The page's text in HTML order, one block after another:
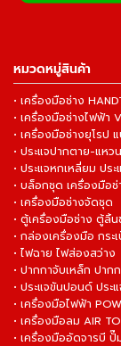
หมวดหมู่สินค้า
• เครื่องมือช่าง
• เครื่องมือช่างไฟฟ้า
• เครื่องมือช่างยุโรป
• ประแจปากตาย-แหว
• ประแจหกเหลี่ยม ปร
• บล็อกชุด เครื่องมือช่
• เครื่องมือช่างจัดชุด
• ตู้เครื่องมือช่าง ตู้ลิ้
• กล่องเครื่องมือ กระ
• ไฟฉาย ไฟส่องสว่าง
• ปากกาจับเหล็ก ปาก
• ประแจขันปอนด์ ประ
• เครื่องมือไฟฟ้า
• เครื่องมือลม AIR
• เครื่องมืออัดจารบี